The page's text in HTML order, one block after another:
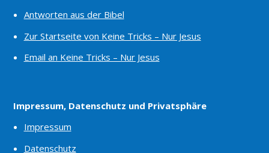
Antworten aus der Bibel
Zur Startseite von Keine Tricks – Nur Jesus
Email an Keine Tricks – Nur Jesus
Impressum, Datenschutz und Privatsphäre
Impressum
Datenschutz